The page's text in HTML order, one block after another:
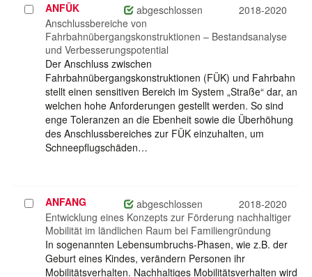
Projekt
auswählen
ANFÜK abgeschlossen
2018-2020
Anschlussbereiche von
Fahrbahnübergangskonstruktionen – Bestandsanalyse
und Verbesserungspotential
Der Anschluss zwischen
Fahrbahnübergangskonstruktionen (FÜK) und Fahrbahn
stellt einen sensitiven Bereich im System „Straße“ dar, an
welchen hohe Anforderungen gestellt werden. So sind
enge Toleranzen an die Ebenheit sowie die Überhöhung
des Anschlussbereiches zur FÜK einzuhalten, um
Schneepflugschäden…
Projekt
auswählen
ANFANG abgeschlossen
2018-2020
Entwicklung eines Konzepts zur Förderung nachhaltiger
Mobilität im ländlichen Raum bei Familiengründung
In sogenannten Lebensumbruchs-Phasen, wie z.B. der
Geburt eines Kindes, verändern Personen ihr
Mobilitätsverhalten. Nachhaltiges Mobilitätsverhalten wird